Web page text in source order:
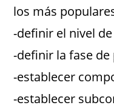
los más
-definir el nivel
-definir la fase de
-establecer
-establecer